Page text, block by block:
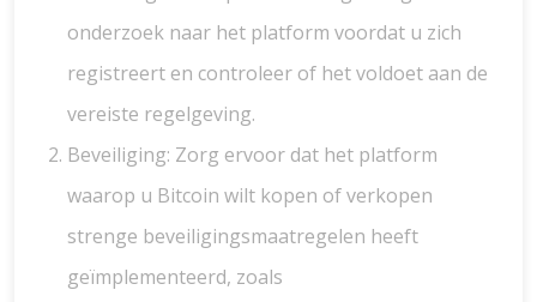
onderzoek naar het platform voordat u zich
registreert en controleer of het voldoet aan de
vereiste regelgeving.
Beveiliging: Zorg ervoor dat het platform
waarop u Bitcoin wilt kopen of verkopen
strenge beveiligingsmaatregelen heeft
geïmplementeerd, zoals